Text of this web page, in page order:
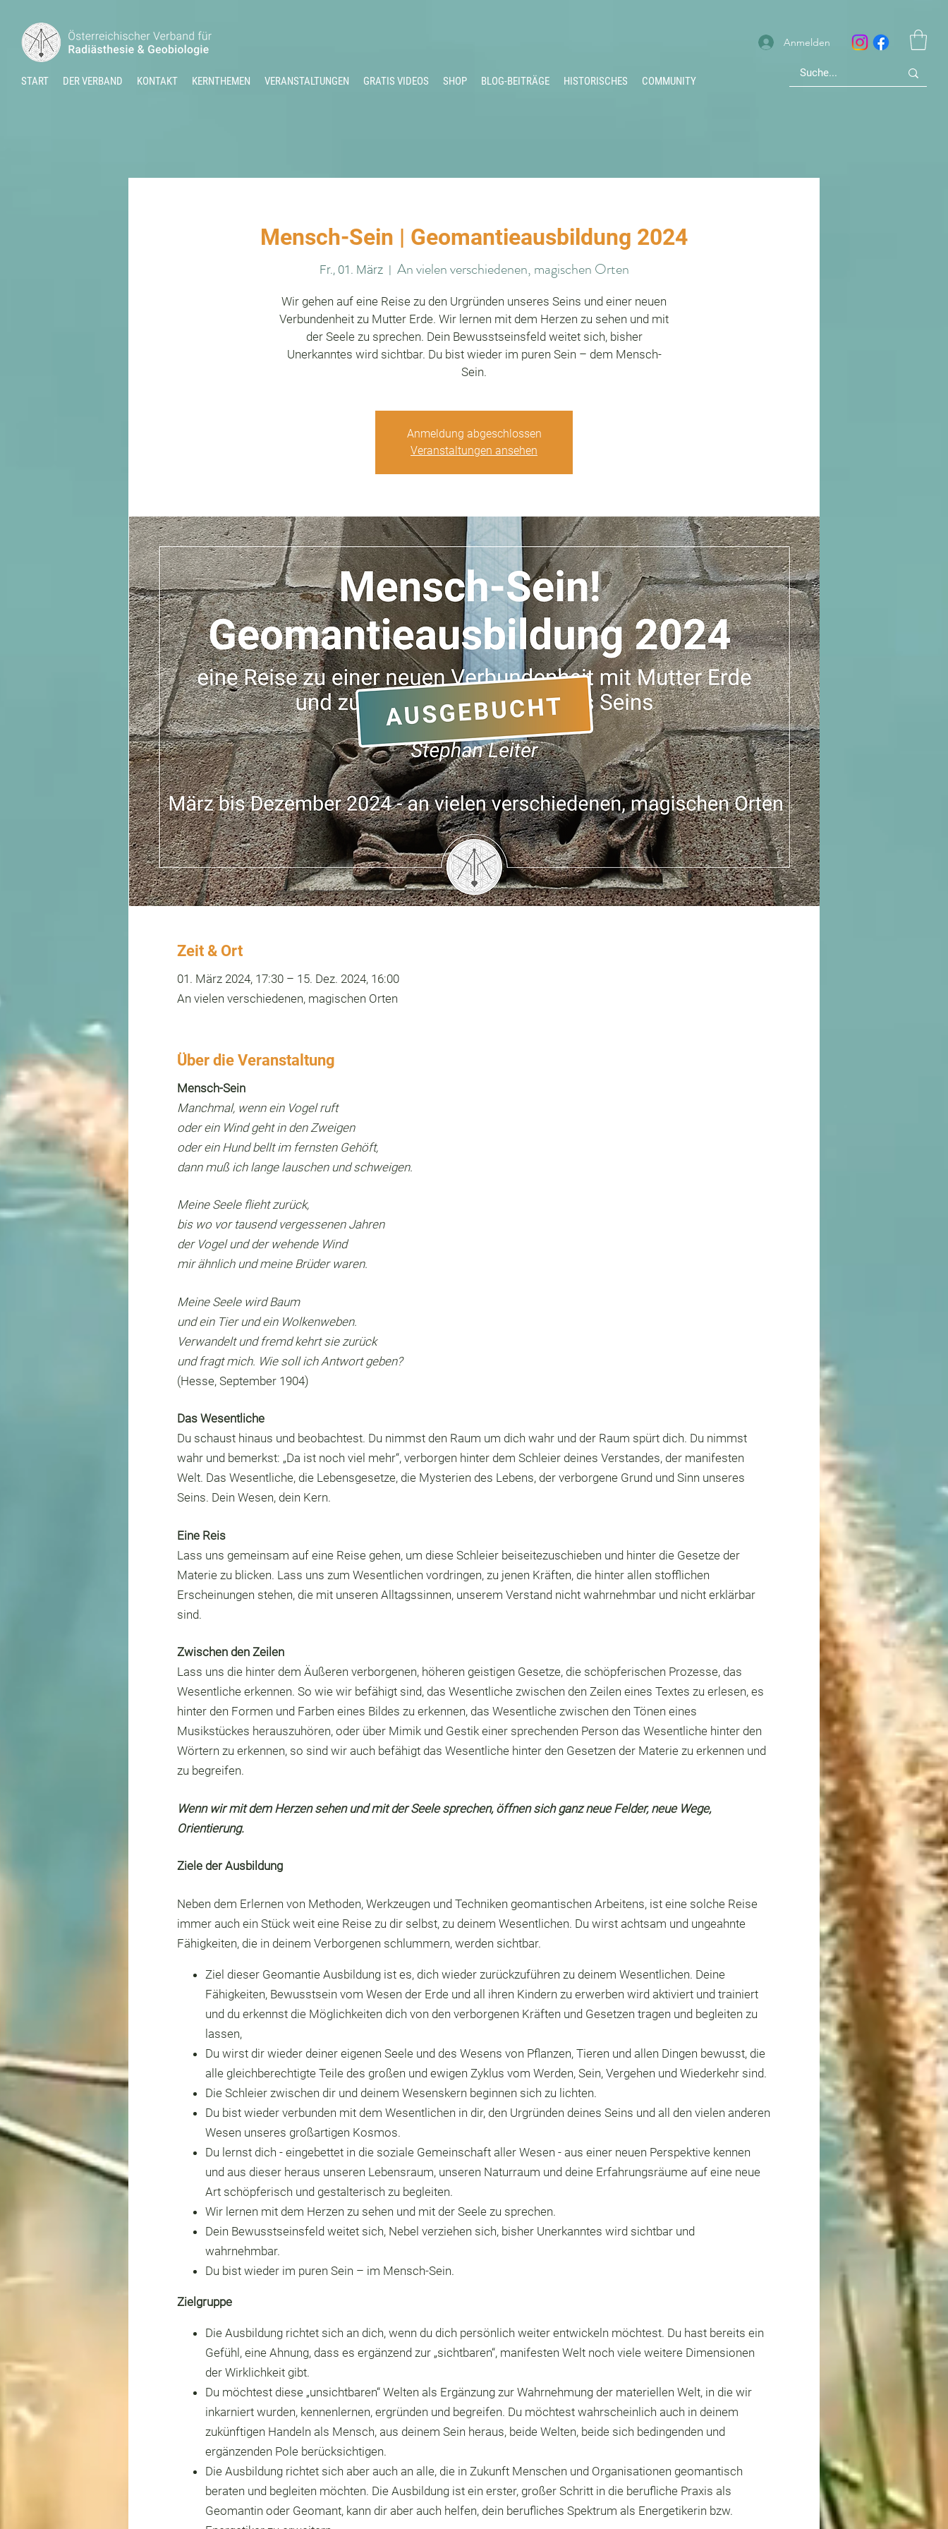
START DER VERBAND KONTAKT KERNTHEMEN VERANSTALTUNGEN GRATIS VIDEOS SHOP BLOG-BEITRÄGE HISTORISCHES COMMUNITY
Anmelden
Mensch-Sein | Geomantieausbildung 2024
Fr., 01. März
  |
An vielen verschiedenen, magischen Orten
Wir gehen auf eine Reise zu den Urgründen unseres Seins und einer neuen
Verbundenheit zu Mutter Erde. Wir lernen mit dem Herzen zu sehen und mit
der Seele zu sprechen. Dein Bewusstseinsfeld weitet sich, bisher
Unerkanntes wird sichtbar. Du bist wieder im puren Sein – dem Mensch-
Sein.
Anmeldung abgeschlossen
Veranstaltungen ansehen
Zeit & Ort
01. März 2024, 17:30 – 15. Dez. 2024, 16:00
An vielen verschiedenen, magischen Orten
Über die Veranstaltung
Mensch-Sein
Manchmal, wenn ein Vogel ruft
oder ein Wind geht in den Zweigen
oder ein Hund bellt im fernsten Gehöft,
dann muß ich lange lauschen und schweigen.
Meine Seele flieht zurück,
bis wo vor tausend vergessenen Jahren
der Vogel und der wehende Wind
mir ähnlich und meine Brüder waren.
Meine Seele wird Baum
und ein Tier und ein Wolkenweben.
Verwandelt und fremd kehrt sie zurück
und fragt mich. Wie soll ich Antwort geben?
(Hesse, September 1904)
Das Wesentliche
Du schaust hinaus und beobachtest. Du nimmst den Raum um dich wahr und der Raum spürt dich. Du nimmst
wahr und bemerkst: „Da ist noch viel mehr“, verborgen hinter dem Schleier deines Verstandes, der manifesten
Welt. Das Wesentliche, die Lebensgesetze, die Mysterien des Lebens, der verborgene Grund und Sinn unseres
Seins. Dein Wesen, dein Kern.
Eine Reis
Lass uns gemeinsam auf eine Reise gehen, um diese Schleier beiseitezuschieben und hinter die Gesetze der
Materie zu blicken. Lass uns zum Wesentlichen vordringen, zu jenen Kräften, die hinter allen stofflichen
Erscheinungen stehen, die mit unseren Alltagssinnen, unserem Verstand nicht wahrnehmbar und nicht erklärbar
sind.
Zwischen den Zeilen
Lass uns die hinter dem Äußeren verborgenen, höheren geistigen Gesetze, die schöpferischen Prozesse, das
Wesentliche erkennen. So wie wir befähigt sind, das Wesentliche zwischen den Zeilen eines Textes zu erlesen, es
hinter den Formen und Farben eines Bildes zu erkennen, das Wesentliche zwischen den Tönen eines
Musikstückes herauszuhören, oder über Mimik und Gestik einer sprechenden Person das Wesentliche hinter den
Wörtern zu erkennen, so sind wir auch befähigt das Wesentliche hinter den Gesetzen der Materie zu erkennen und
zu begreifen.
Wenn wir mit dem Herzen sehen und mit der Seele sprechen, öffnen sich ganz neue Felder, neue Wege,
Orientierung.
Ziele der Ausbildung
Neben dem Erlernen von Methoden, Werkzeugen und Techniken geomantischen Arbeitens, ist eine solche Reise
immer auch ein Stück weit eine Reise zu dir selbst, zu deinem Wesentlichen. Du wirst achtsam und ungeahnte
Fähigkeiten, die in deinem Verborgenen schlummern, werden sichtbar.
Ziel dieser Geomantie Ausbildung ist es, dich wieder zurückzuführen zu deinem Wesentlichen. Deine
Fähigkeiten, Bewusstsein vom Wesen der Erde und all ihren Kindern zu erwerben wird aktiviert und trainiert
und du erkennst die Möglichkeiten dich von den verborgenen Kräften und Gesetzen tragen und begleiten zu
lassen,
Du wirst dir wieder deiner eigenen Seele und des Wesens von Pflanzen, Tieren und allen Dingen bewusst, die
alle gleichberechtigte Teile des großen und ewigen Zyklus vom Werden, Sein, Vergehen und Wiederkehr sind.
Die Schleier zwischen dir und deinem Wesenskern beginnen sich zu lichten.
Du bist wieder verbunden mit dem Wesentlichen in dir, den Urgründen deines Seins und all den vielen anderen
Wesen unseres großartigen Kosmos.
Du lernst dich - eingebettet in die soziale Gemeinschaft aller Wesen - aus einer neuen Perspektive kennen
und aus dieser heraus unseren Lebensraum, unseren Naturraum und deine Erfahrungsräume auf eine neue
Art schöpferisch und gestalterisch zu begleiten.
Wir lernen mit dem Herzen zu sehen und mit der Seele zu sprechen.
Dein Bewusstseinsfeld weitet sich, Nebel verziehen sich, bisher Unerkanntes wird sichtbar und
wahrnehmbar.
Du bist wieder im puren Sein – im Mensch-Sein.
Zielgruppe
Die Ausbildung richtet sich an dich, wenn du dich persönlich weiter entwickeln möchtest. Du hast bereits ein
Gefühl, eine Ahnung, dass es ergänzend zur „sichtbaren“, manifesten Welt noch viele weitere Dimensionen
der Wirklichkeit gibt.
Du möchtest diese „unsichtbaren“ Welten als Ergänzung zur Wahrnehmung der materiellen Welt, in die wir
inkarniert wurden, kennenlernen, ergründen und begreifen. Du möchtest wahrscheinlich auch in deinem
zukünftigen Handeln als Mensch, aus deinem Sein heraus, beide Welten, beide sich bedingenden und
ergänzenden Pole berücksichtigen.
Die Ausbildung richtet sich aber auch an alle, die in Zukunft Menschen und Organisationen geomantisch
beraten und begleiten möchten. Die Ausbildung ist ein erster, großer Schritt in die berufliche Praxis als
Geomantin oder Geomant, kann dir aber auch helfen, dein berufliches Spektrum als Energetikerin bzw.